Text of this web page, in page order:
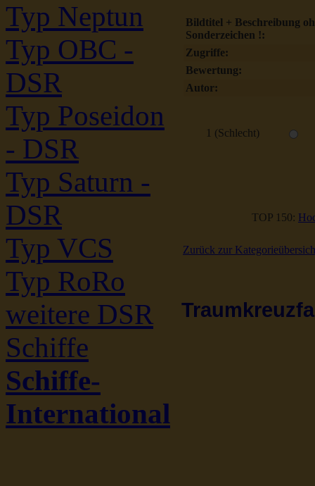
Typ Neptun
Typ OBC -
DSR
Typ Poseidon
- DSR
Typ Saturn -
DSR
Typ VCS
Typ RoRo
weitere DSR
Schiffe
Schiffe-
International
Bildtitel + Beschreibung
Sonderzeichen !:
Zugriffe:
Bewertung:
Autor:
1 (Schlecht)
TOP 150:
Zurück zur